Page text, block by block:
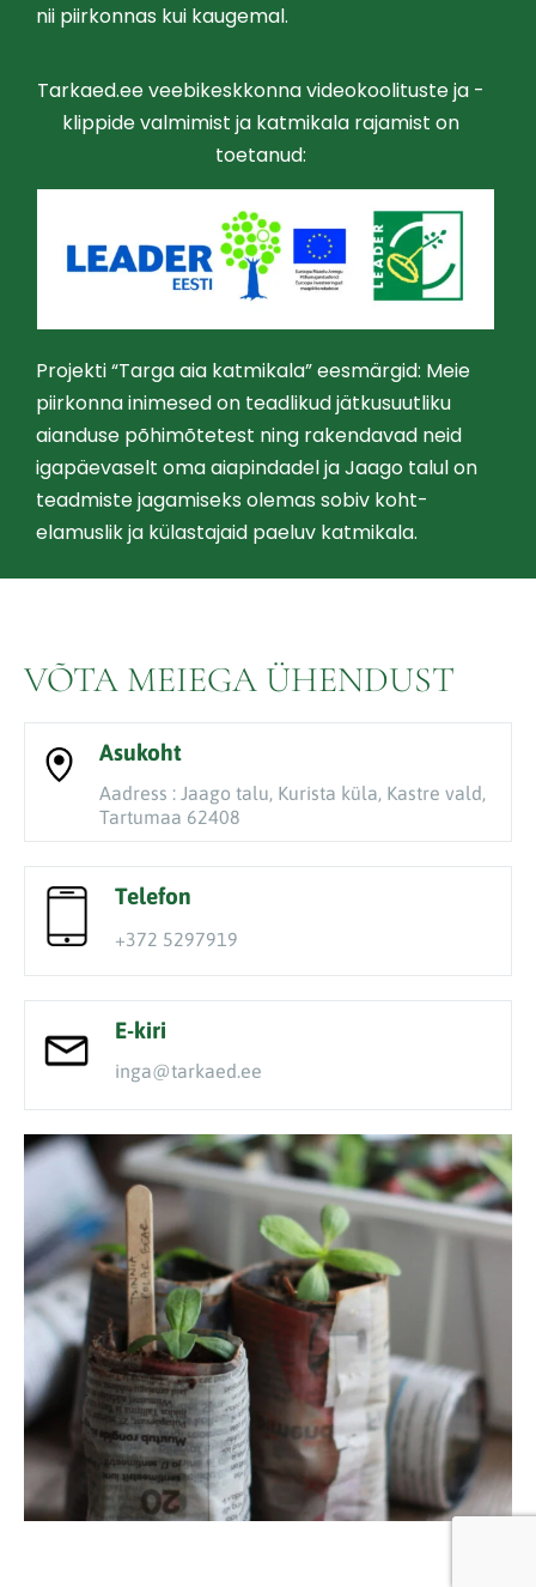
nii piirkonnas kui kaugemal.
Tarkaed.ee veebikeskkonna videokoolituste ja -
klippide valmimist ja katmikala rajamist on
toetanud:
Projekti “Targa aia katmikala” eesmärgid: Meie
piirkonna inimesed on teadlikud jätkusuutliku
aianduse põhimõtetest ning rakendavad neid
igapäevaselt oma aiapindadel ja Jaago talul on
teadmiste jagamiseks olemas sobiv koht-
elamuslik ja külastajaid paeluv katmikala.
VÕTA MEIEGA ÜHENDUST
Asukoht
Aadress : Jaago talu, Kurista küla, Kastre vald,
Tartumaa 62408
Telefon
+372 5297919
E-kiri
inga@tarkaed.ee